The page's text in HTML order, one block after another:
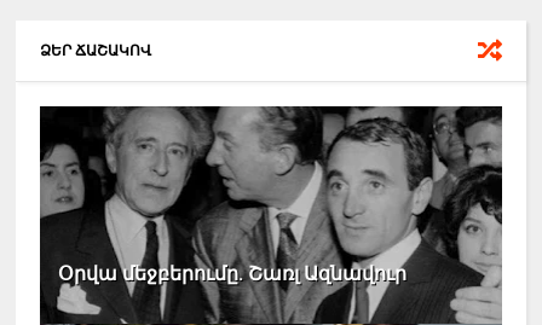
ՁԵՐ ՃԱՇԱԿՈՎ
Օրվա մեջբերումը. Շառլ Ազնավուր